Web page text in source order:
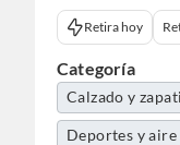
Retira hoy
Categoría
Calzado y
Deportes y